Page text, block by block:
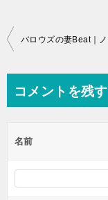
投
ビ
ー
シ
コメントを残す
名前